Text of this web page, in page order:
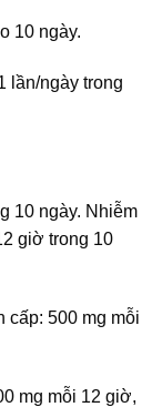
10 ngày.
lần/ngày trong
10 ngày. Nhiễm
giờ trong 10
cấp: 500 mg mỗi
mg mỗi 12 giờ,